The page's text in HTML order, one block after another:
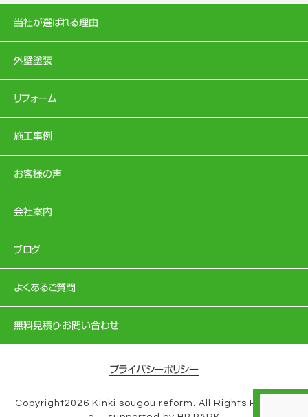
当社が選ばれる理由
外壁塗装
リフォーム
施工事例
お客様の声
会社案内
ブログ
よくあるご質問
無料見積り・お問い合わせ
プライバシーポリシー
Copyright2026 Kinki sougou reform. All Rights Reserve